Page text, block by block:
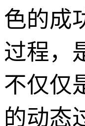
色的成
过程，
不仅仅
的动态